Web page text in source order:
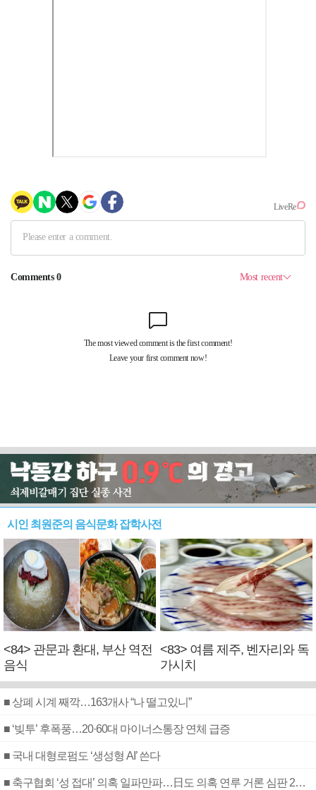
시인 최원준의 음식문화 잡학사전
<84> 관문과 환대, 부산 역전
음식
<83> 여름 제주, 벤자리와 독
가시치
■ 상폐 시계 째깍…163개사 “나 떨고있니”
■ ‘빚투’ 후폭풍…20·60대 마이너스통장 연체 급증
■ 국내 대형로펌도 ‘생성형 AI’ 쓴다
■ 축구협회 ‘성 접대’ 의혹 일파만파…日도 의혹 연루 거론 심판 2명 조사